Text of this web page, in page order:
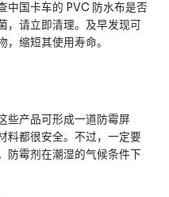
中国卡车的 PVC 防水布是否
，请立即清理。及早发现可
缩短其使用寿命。
些产品可形成一道防霉屏
料都很安全。不过，一定要
防霉剂在潮湿的气候条件下